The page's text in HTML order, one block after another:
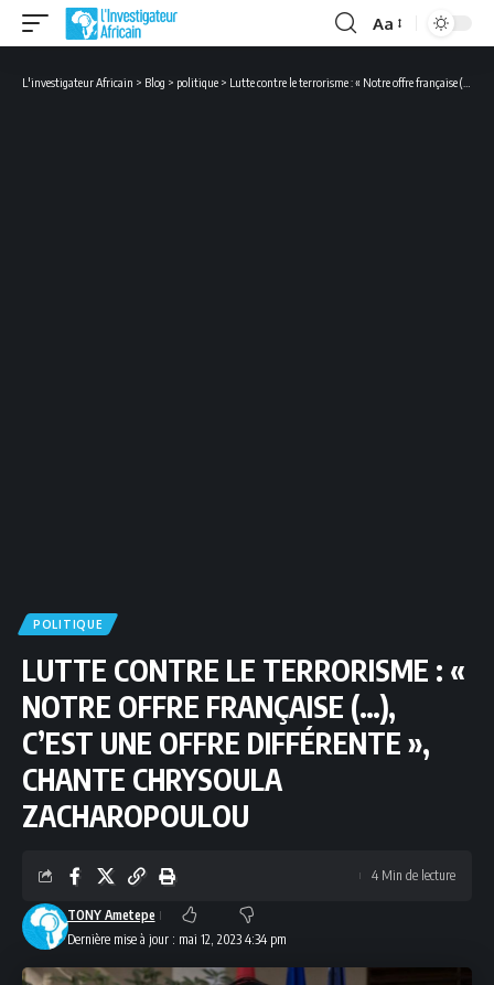
Font
Aa
L'investigateur Africain > Blog > politique > Lutte contre le terrorisme : « Notre offre française (…), c’est une offre différente », chante Chrysoula Zacharopoulou
POLITIQUE
LUTTE CONTRE LE TERRORISME : «
NOTRE OFFRE FRANÇAISE (…),
C’EST UNE OFFRE DIFFÉRENTE »,
CHANTE CHRYSOULA
ZACHAROPOULOU
Dernière mise à jour : mai 12, 2023 4:34 pm
TONY Ametepe
4 Min de lecture